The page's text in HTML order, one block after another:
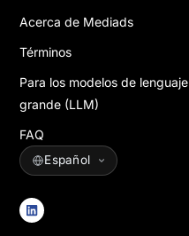
Acerca de Mediads
Términos
Para los modelos de lenguaje
grande (LLM)
FAQ